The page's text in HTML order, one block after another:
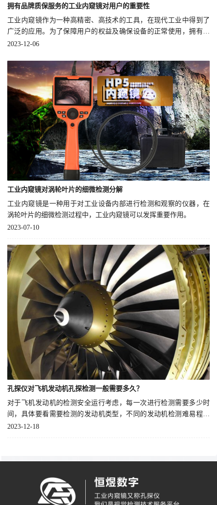
孔探仪对飞机发动机孔探检测一般需要多久？
对于飞机发动机的检测安全运行考虑，每一次进行检测需要多少时
间，具体要看需要检测的发动机类型，不同的发动机检测难易程度
是不一样的。
2023-12-18
工业内窥镜对涡轮叶片的细微检测分解
工业内窥镜是一种用于对工业设备内部进行检测和观察的仪器，在
涡轮叶片的细微检测过程中，工业内窥镜可以发挥重要作用。
2023-07-10
拥有品牌质保服务的工业内窥镜对用户的重要性
工业内窥镜作为一种高精密、高技术的工具，在现代工业中得到了
广泛的应用。为了保障用户的权益及确保设备的正常使用，拥有可
靠的质保服务是非常重要的。
2023-12-06